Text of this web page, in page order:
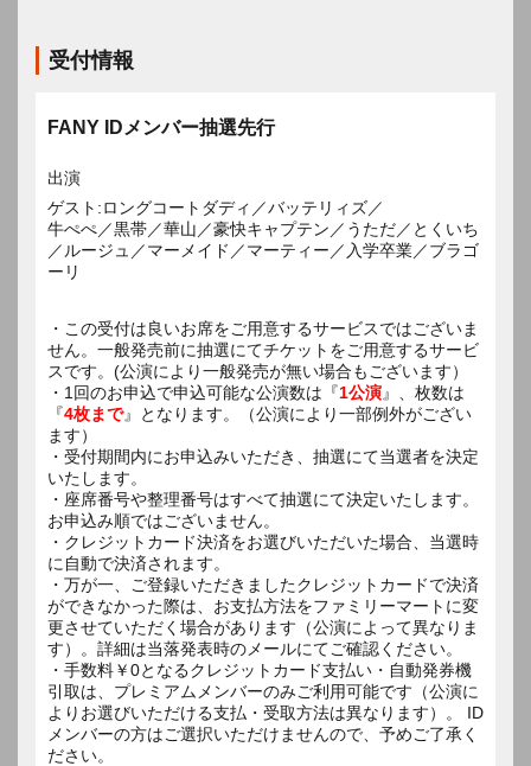
受付情報
FANY IDメンバー抽選先行
出演
ゲスト:ロングコートダディ／バッテリィズ／
牛ぺぺ／黒帯／華山／豪快キャプテン／うただ／とくいち
／ルージュ／マーメイド／マーティー／入学卒業／ブラゴ
ーリ
・この受付は良いお席をご用意するサービスではございま
せん。一般発売前に抽選にてチケットをご用意するサービ
スです。(公演により一般発売が無い場合もございます）
・1回のお申込で申込可能な公演数は『1公演』、枚数は
『4枚まで』となります。（公演により一部例外がござい
ます）
・受付期間内にお申込みいただき、抽選にて当選者を決定
いたします。
・座席番号や整理番号はすべて抽選にて決定いたします。
お申込み順ではございません。
・クレジットカード決済をお選びいただいた場合、当選時
に自動で決済されます。
・万が一、ご登録いただきましたクレジットカードで決済
ができなかった際は、お支払方法をファミリーマートに変
更させていただく場合があります（公演によって異なりま
す）。詳細は当落発表時のメールにてご確認ください。
・手数料￥0となるクレジットカード支払い・自動発券機
引取は、プレミアムメンバーのみご利用可能です（公演に
よりお選びいただける支払・受取方法は異なります）。 ID
メンバーの方はご選択いただけませんので、予めご了承く
ださい。